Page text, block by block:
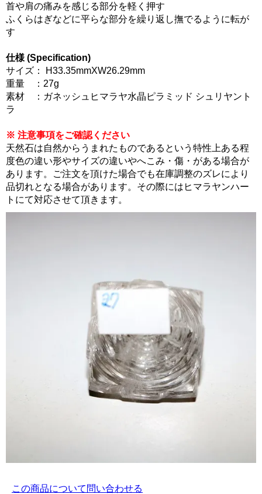
首や肩の痛みを感じる部分を軽く押す
ふくらはぎなどに平らな部分を繰り返し撫でるように転が
す
仕様 (Specification)
サイズ： H33.35mmXW26.29mm
重量 ：27g
素材 ：ガネッシュヒマラヤ水晶ピラミッド シュリヤント
ラ
※ 注意事項をご確認ください
天然石は自然からうまれたものであるという特性上ある程
度色の違い形やサイズの違いやへこみ・傷・がある場合が
あります。ご注文を頂けた場合でも在庫調整のズレにより
品切れとなる場合があります。その際にはヒマラヤンハー
トにて対応させて頂きます。
この商品について問い合わせる